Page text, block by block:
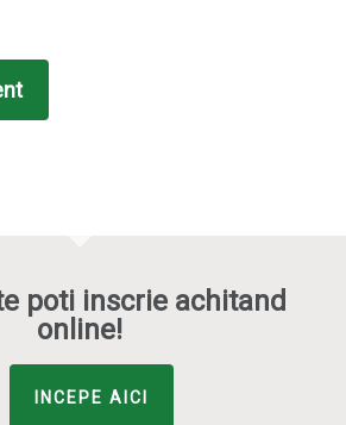
poti inscrie achitand
online!
INCEPE AICI